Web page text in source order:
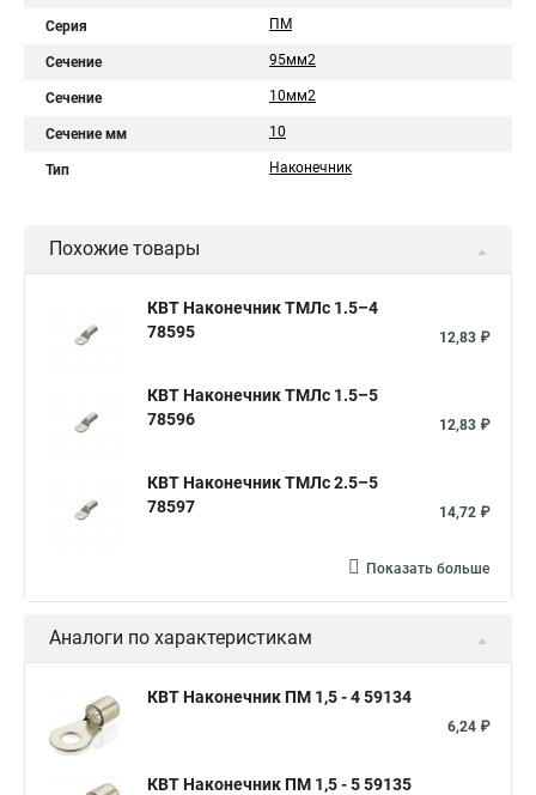
Серия ПМ
Сечение 95мм2
Сечение 10мм2
Сечение мм 10
Тип Наконечник
Похожие товары
КВТ Наконечник ТМЛс 1.5–4
78595
12,83 ₽
КВТ Наконечник ТМЛс 1.5–5
78596
12,83 ₽
КВТ Наконечник ТМЛс 2.5–5
78597
14,72 ₽
Показать больше
Аналоги по характеристикам
КВТ Наконечник ПМ 1,5 - 4 59134
6,24 ₽
КВТ Наконечник ПМ 1,5 - 5 59135